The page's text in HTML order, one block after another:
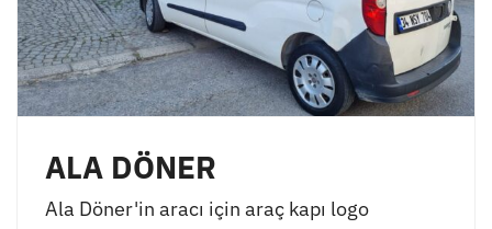
ALA DÖNER
Ala Döner'in aracı için araç kapı logo